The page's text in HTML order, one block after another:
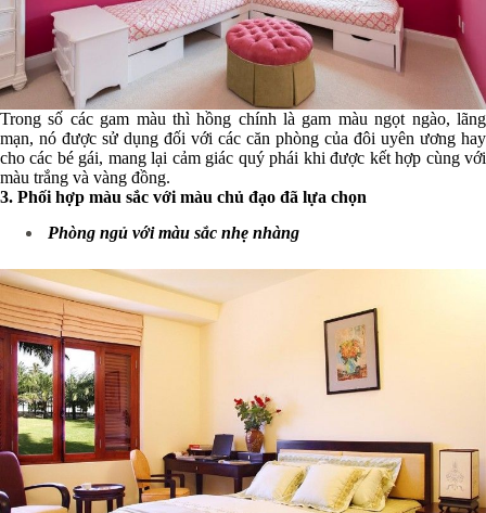
Trong số các gam màu thì hồng chính là gam màu ngọt ngào, lãng
mạn, nó được sử dụng đối với các căn phòng của đôi uyên ương hay
cho các bé gái, mang lại cảm giác quý phái khi được kết hợp cùng với
màu trắng và vàng đồng.
3. Phối hợp màu sắc với màu chủ đạo đã lựa chọn
Phòng ngủ với màu sắc nhẹ nhàng